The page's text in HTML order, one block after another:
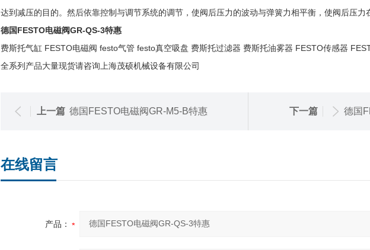
达到减压的目的。然后依靠控制与调节系统的调节，使阀后压力的波动与弹簧力相平衡，使阀后压力
德国FESTO电磁阀GR-QS-3特惠
费斯托气缸 FESTO电磁阀 festo气管 festo真空吸盘 费斯托过滤器 费斯托油雾器 FESTO传感器
全系列产品大量现货请咨询上海茂硕机械设备有限公司
上一篇 德国FESTO电磁阀GR-M5-B特惠 下一篇 德国
在线留言
产品：